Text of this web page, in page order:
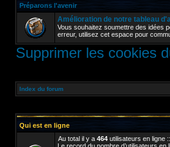
Préparons l'avenir
Amélioration de notre tableau
Vous souhaitez soumettre des idées
erreur, utilisez cet espace pour
Supprimer les cookies
Index du forum
Qui est en ligne
Au total il y a 464 utilisateurs en ligne